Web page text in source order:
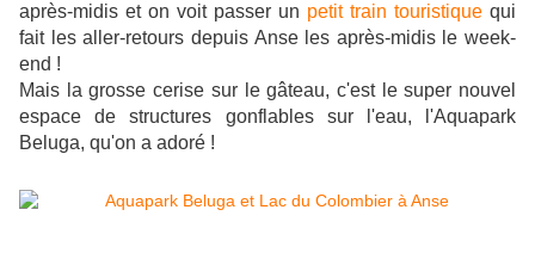
après-midis et on voit passer un petit train touristique qui
fait les aller-retours depuis Anse les après-midis le week-
end !
Mais la grosse cerise sur le gâteau, c'est le super nouvel
espace de structures gonflables sur l'eau, l'Aquapark
Beluga, qu'on a adoré !